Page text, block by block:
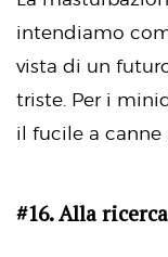
intendiamo
vista di un
triste. Per i
il fucile a canne
#16. Alla